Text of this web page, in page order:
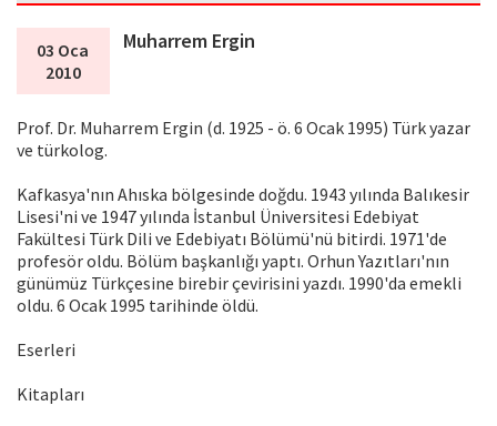
03 Oca
2010
Muharrem Ergin
Prof. Dr. Muharrem Ergin (d. 1925 - ö. 6 Ocak 1995) Türk yazar
ve türkolog.
Kafkasya'nın Ahıska bölgesinde doğdu. 1943 yılında Balıkesir
Lisesi'ni ve 1947 yılında İstanbul Üniversitesi Edebiyat
Fakültesi Türk Dili ve Edebiyatı Bölümü'nü bitirdi. 1971'de
profesör oldu. Bölüm başkanlığı yaptı. Orhun Yazıtları'nın
günümüz Türkçesine birebir çevirisini yazdı. 1990'da emekli
oldu. 6 Ocak 1995 tarihinde öldü.
Eserleri
Kitapları